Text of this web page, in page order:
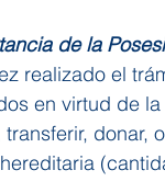
de la
realizado el
en virtud de
transferir, donar,